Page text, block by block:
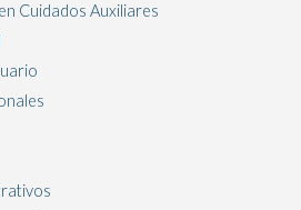
Cuidados Auxiliares